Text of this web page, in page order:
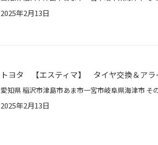
2025年2月13日
トヨタ 【エスティマ】 タイヤ交換＆アラ
2025年2月13日